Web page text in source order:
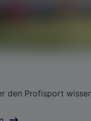
den Profisport